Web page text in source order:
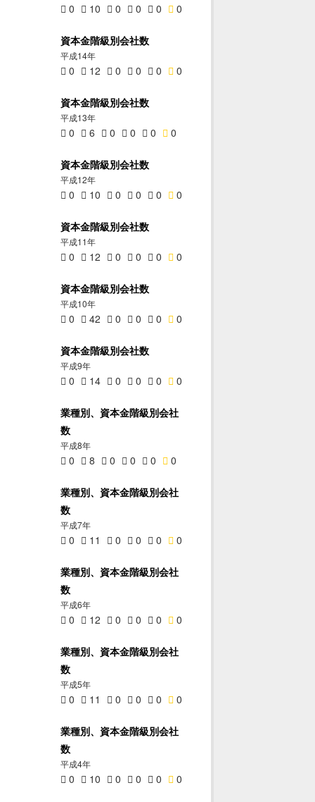
0 10 0 0 0 0
資本金階級別会社数
平成14年
0 12 0 0 0 0
資本金階級別会社数
平成13年
0 6 0 0 0 0
資本金階級別会社数
平成12年
0 10 0 0 0 0
資本金階級別会社数
平成11年
0 12 0 0 0 0
資本金階級別会社数
平成10年
0 42 0 0 0 0
資本金階級別会社数
平成9年
0 14 0 0 0 0
業種別、資本金階級別会社
数
平成8年
0 8 0 0 0 0
業種別、資本金階級別会社
数
平成7年
0 11 0 0 0 0
業種別、資本金階級別会社
数
平成6年
0 12 0 0 0 0
業種別、資本金階級別会社
数
平成5年
0 11 0 0 0 0
業種別、資本金階級別会社
数
平成4年
0 10 0 0 0 0